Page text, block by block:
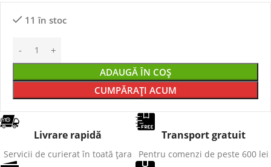
11 în stoc
ADAUGĂ ÎN COȘ
CUMPĂRAȚI ACUM
Livrare rapidă
Servicii de curierat în toată țara
Transport gratuit
Pentru comenzi de peste 600 lei